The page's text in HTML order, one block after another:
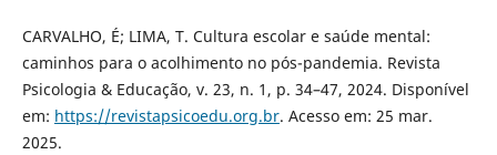
CARVALHO, É; LIMA, T. Cultura escolar e saúde mental:
caminhos para o acolhimento no pós-pandemia. Revista
Psicologia & Educação, v. 23, n. 1, p. 34–47, 2024. Disponível
em: https://revistapsicoedu.org.br. Acesso em: 25 mar.
2025.